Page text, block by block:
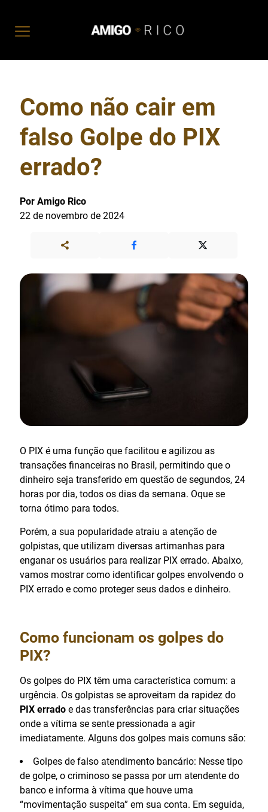
Como não cair em
falso Golpe do PIX
errado?
Por Amigo Rico
22 de novembro de 2024
O PIX é uma função que facilitou e agilizou as
transações financeiras no Brasil, permitindo que o
dinheiro seja transferido em questão de segundos, 24
horas por dia, todos os dias da semana. Oque se
torna ótimo para todos.
Porém, a sua popularidade atraiu a atenção de
golpistas, que utilizam diversas artimanhas para
enganar os usuários para realizar PIX errado. Abaixo,
vamos mostrar como identificar golpes envolvendo o
PIX errado e como proteger seus dados e dinheiro.
Como funcionam os golpes do
PIX?
Os golpes do PIX têm uma característica comum: a
urgência. Os golpistas se aproveitam da rapidez do
PIX errado e das transferências para criar situações
onde a vítima se sente pressionada a agir
imediatamente. Alguns dos golpes mais comuns são:
Golpes de falso atendimento bancário: Nesse tipo
de golpe, o criminoso se passa por um atendente do
banco e informa à vítima que houve uma
“movimentação suspeita” em sua conta. Em seguida,